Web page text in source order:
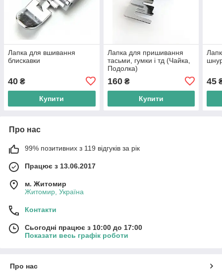
Лапка для вшивання
блискавки
40 ₴
Купити
Лапка для пришивання
тасьми, гумки і тд (Чайка,
Подолка)
160₴
Купити
45
Про нас
99% позитивних з 119 відгуків за рік
Працює з 13.06.2017
м. Житомир
Житомир, Україна
Контакти
Сьогодні працює з 10:00 до 17:00
Показати весь графік роботи
Про нас